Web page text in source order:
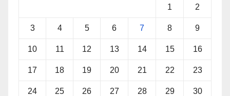
1 2
3 4 5 6 7 8 9
10 11 12 13 14 15 16
17 18 19 20 21 22 23
24 25 26 27 28 29 30